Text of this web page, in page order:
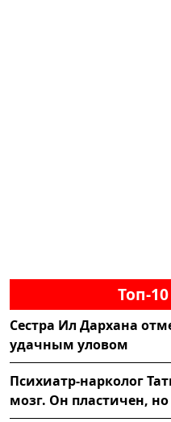
Топ-
Сестра Ил Дархана
удачным уловом
Психиатр-нарколог
мозг. Он пластичен,